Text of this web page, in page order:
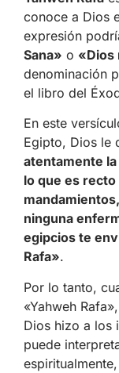
conoce a Dios
expresión
Sana» o «Dios
denominación
el libro del
En este
Egipto, Dios le
atentamente
lo que es
ninguna
egipcios te
Rafa».
Por lo tanto,
«Yahweh
Dios hizo a los
puede